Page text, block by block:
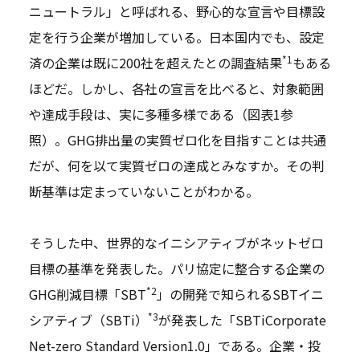
ニュートラル」と呼ばれる、野心的な宣言や目標設
定を行う企業が増加している。日本国内でも、設定
済の企業は既に200社を超えたとの調査結果*1 もある
ほどだ。しかし、各社の宣言を比べると、対象範囲
や達成手段は、実に多種多様である（図表1参
照）。GHG排出量の実質ゼロ化を目指すことは共通
だが、何を以て実質ゼロの達成とみなすか。その判
断基準は定まっていないことがわかる。
そうした中、世界的なイニシアティブがネットゼロ
目標の基準を発表した。パリ協定に整合する企業の
GHG削減目標「SBT*2」の開発で知られるSBTイニ
シアティブ（SBTi）
*3が発表した「SBTiCorporate
Net-zero Standard Version1.0」である。企業・投